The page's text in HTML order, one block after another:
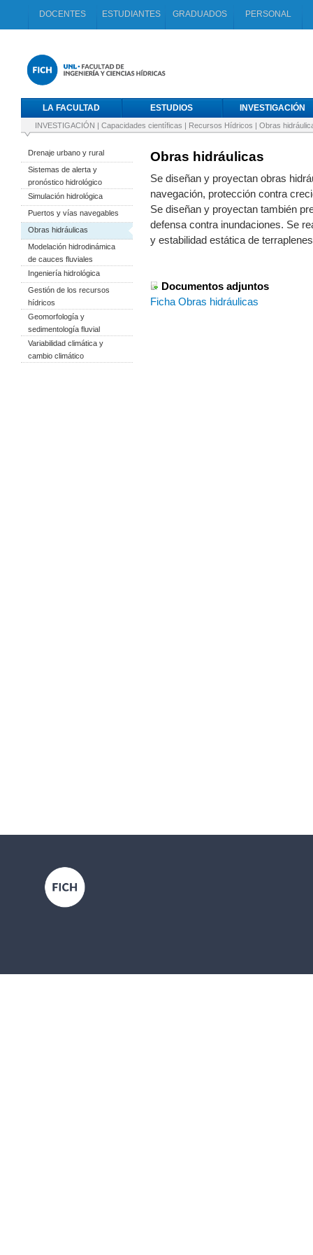
DOCENTES ESTUDIANTES GRADUADOS PERSONAL
LA FACULTAD ESTUDIOS INVESTIGACIÓN
INVESTIGACIÓN | Capacidades científicas | Recursos Hídricos | Obras
Drenaje urbano y rural
Sistemas de alerta y
pronóstico hidrológico
Simulación hidrológica
Puertos y vías navegables
Obras hidráulicas
Modelación hidrodinámica
de cauces fluviales
Ingeniería hidrológica
Gestión de los recursos
hídricos
Geomorfología y
sedimentología fluvial
Variabilidad climática y
cambio climático
Obras hidráulicas
Se diseñan y proyectan obras
navegación, protección contra
Se diseñan y proyectan también
defensa contra inundaciones. Se
y estabilidad estática de
Documentos adjuntos
Ficha Obras hidráulicas